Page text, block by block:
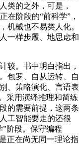
类的之外，可是，
在阶段的“前科学”，
机械也不易类人化。
一样步履、地思虑和
。书中明白指出，
包罗、自从运转、自
、策略演化、言语表
采用演绎推理和简练
的需要前提，这两条
工智能要走的还很
阶段。保守编程
正在尚无同一理论指